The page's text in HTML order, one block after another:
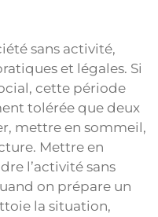
sans activité,
et légales. Si
cette période
tolérée que deux
mettre en sommeil,
Mettre en
l’activité sans
on prépare un
la situation,